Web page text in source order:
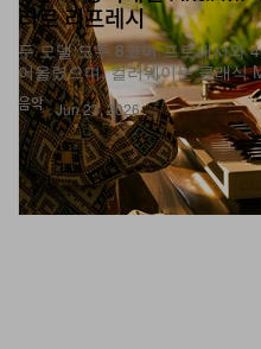
음악
두 모델 모두 8코어 프로세서와
어올렸으며, 컬러웨이는 클래식
Jun 23, 2026